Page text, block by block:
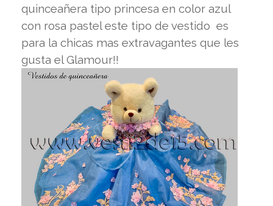
quinceañera tipo princesa en color azul
con rosa pastel este tipo de vestido es
para la chicas mas extravagantes que les
gusta el Glamour!!